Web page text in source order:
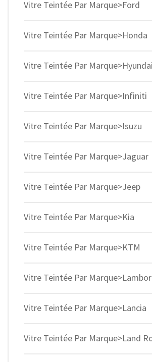
Vitre Teintée Par Marque>Ford
Vitre Teintée Par Marque>Honda
Vitre Teintée Par Marque>Hyundai
Vitre Teintée Par Marque>Infiniti
Vitre Teintée Par Marque>Isuzu
Vitre Teintée Par Marque>Jaguar
Vitre Teintée Par Marque>Jeep
Vitre Teintée Par Marque>Kia
Vitre Teintée Par Marque>KTM
Vitre Teintée Par
Vitre Teintée Par Marque>Lancia
Vitre Teintée Par Marque>Land